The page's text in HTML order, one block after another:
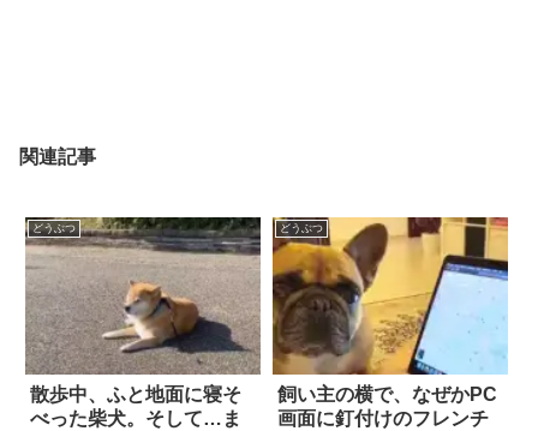
関連記事
どうぶつ
散歩中、ふと地面に寝そ
べった柴犬。そして…ま
どうぶつ
飼い主の横で、なぜかPC
画面に釘付けのフレンチ